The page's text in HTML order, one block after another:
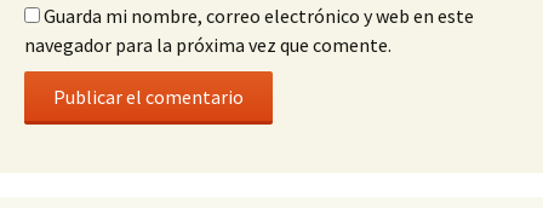
Guarda mi nombre, correo electrónico y web en este
navegador para la próxima vez que comente.